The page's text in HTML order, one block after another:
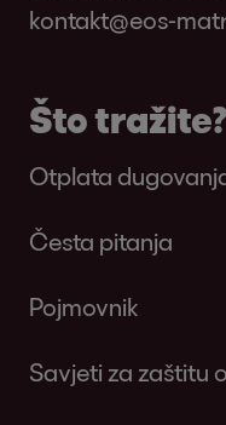
kontakt@eos-
Što tražite?
Otplata
Česta pitanja
Pojmovnik
Savjeti za zaštitu